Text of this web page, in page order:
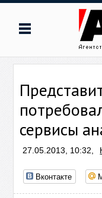
сервисы
27.05.2013, 10:32,
Вконтакте